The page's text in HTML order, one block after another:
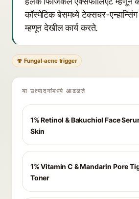
कॉस्मेटिक बेसमध्ये टेक्सचर-
म्हणून देखील कार्य करते.
🍄 Fungal-acne trigger
या उत्पादनांमध्ये आढळते
1% Retinol & Bakuchiol Face
Skin
1% Vitamin C & Mandarin Pore
Toner